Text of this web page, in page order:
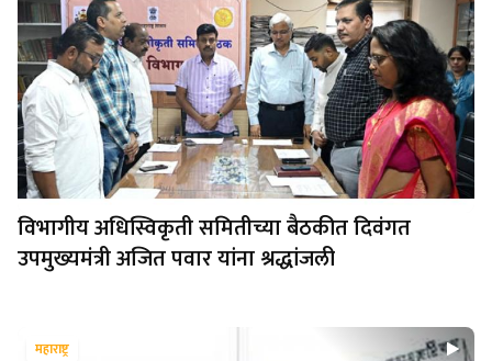
विभागीय अधिस्विकृती समितीच्या बैठकीत दिवंगत
उपमुख्यमंत्री अजित पवार यांना श्रद्धांजली
महाराष्ट्र